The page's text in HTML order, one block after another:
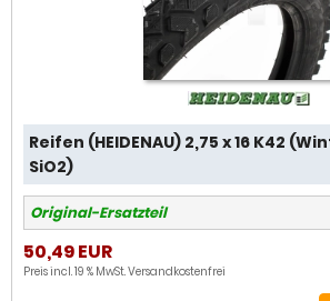
Reifen (HEIDENAU) 2,75 x 16 K42
SiO2)
Original-Ersatzteil
50,49 EUR
Preis incl. 19 % MwSt.Versandkostenfrei